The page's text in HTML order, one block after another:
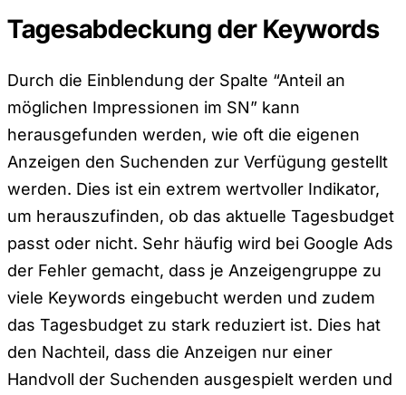
Tagesabdeckung der Keywords
Durch die Einblendung der Spalte “Anteil an
möglichen Impressionen im SN” kann
herausgefunden werden, wie oft die eigenen
Anzeigen den Suchenden zur Verfügung gestellt
werden. Dies ist ein extrem wertvoller Indikator,
um herauszufinden, ob das aktuelle Tagesbudget
passt oder nicht. Sehr häufig wird bei Google Ads
der Fehler gemacht, dass je Anzeigengruppe zu
viele Keywords eingebucht werden und zudem
das Tagesbudget zu stark reduziert ist. Dies hat
den Nachteil, dass die Anzeigen nur einer
Handvoll der Suchenden ausgespielt werden und